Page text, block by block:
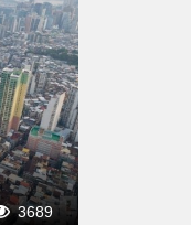
3689